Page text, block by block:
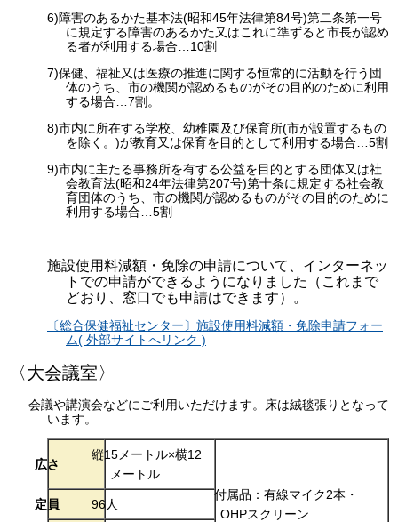
6)障害のあるかた基本法(昭和45年法律第84号)第二条第一号
に規定する障害のあるかた又はこれに準ずると市長が認め
る者が利用する場合…10割
7)保健、福祉又は医療の推進に関する恒常的に活動を行う団
体のうち、市の機関が認めるものがその目的のために利用
する場合…7割。
8)市内に所在する学校、幼稚園及び保育所(市が設置するもの
を除く。)が教育又は保育を目的として利用する場合…5割
9)市内に主たる事務所を有する公益を目的とする団体又は社
会教育法(昭和24年法律第207号)第十条に規定する社会教
育団体のうち、市の機関が認めるものがその目的のために
利用する場合…5割
施設使用料減額・免除の申請について、インターネッ
トでの申請ができるようになりました（これまで
どおり、窓口でも申請はできます）。
〔総合保健福祉センター〕施設使用料減額・免除申請フォー
ム( 外部サイトへリンク )
〈大会議室〉
会議や講演会などにご利用いただけます。床は絨毯張りとなって
います。
広さ
縦15メートル×横12
メートル
付属品：有線マイク2本・
OHPスクリーン
定員 96人